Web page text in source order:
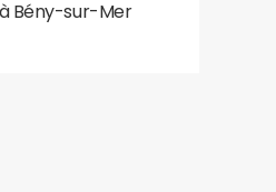
à Bény-sur-Mer